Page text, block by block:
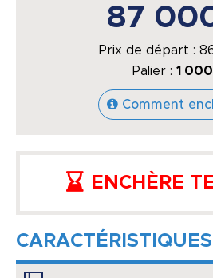
87
Prix de départ :
Palier : 1
Comment
ENCHÈRE
CARACTÉRISTIQUES